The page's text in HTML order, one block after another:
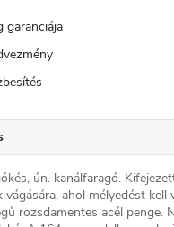
garanciája
ún. kanálfaragó.
vágására, ahol mélyedést
rozsdamentes acél penge.